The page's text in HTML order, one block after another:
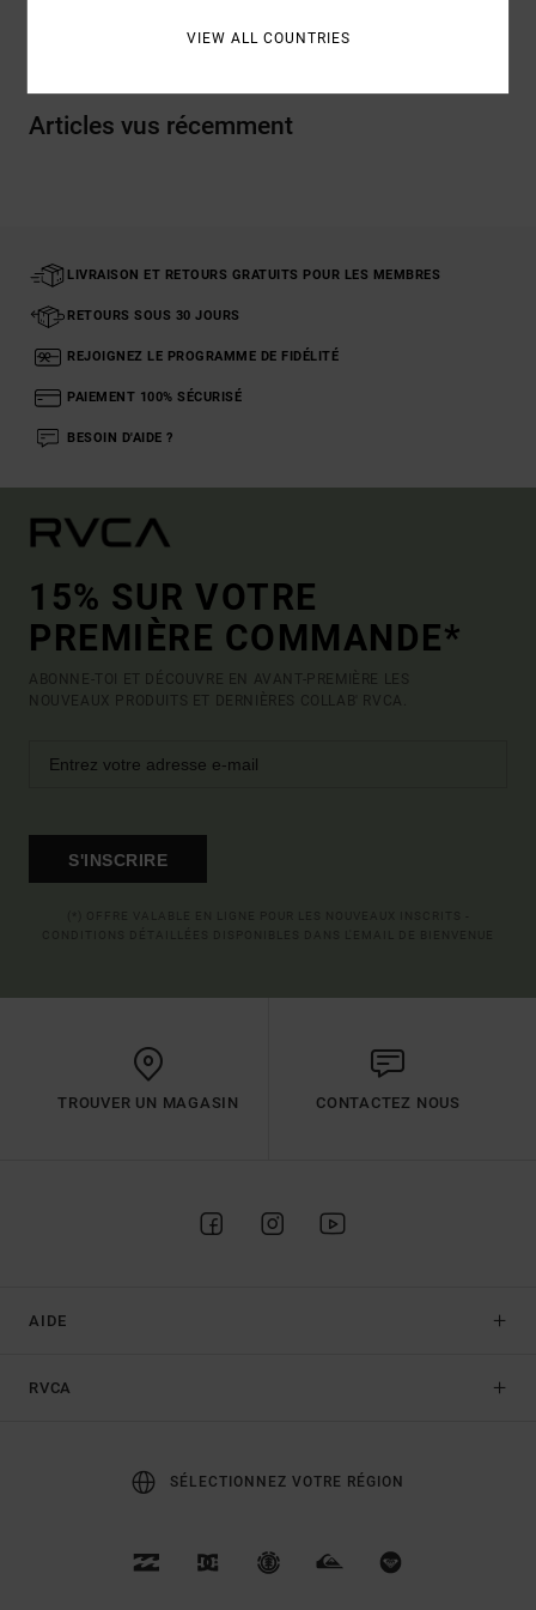
Articles vus récemment
LIVRAISON ET RETOURS GRATUITS POUR LES MEMBRES
RETOURS SOUS 30 JOURS
REJOIGNEZ LE PROGRAMME DE FIDÉLITÉ
PAIEMENT 100% SÉCURISÉ
BESOIN D'AIDE ?
15% SUR VOTRE
PREMIÈRE COMMANDE*
ABONNE-TOI ET DÉCOUVRE EN AVANT-PREMIÈRE LES
NOUVEAUX PRODUITS ET DERNIÈRES COLLAB' RVCA.
S'INSCRIRE
TROUVER UN MAGASIN CONTACTEZ NOUS
AIDE
RVCA
SÉLECTIONNEZ VOTRE RÉGION
VIEW ALL COUNTRIES